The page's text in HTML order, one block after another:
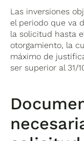
Las inversiones
el periodo que va
la solicitud hasta
otorgamiento, la
máximo de
ser superior al 31/